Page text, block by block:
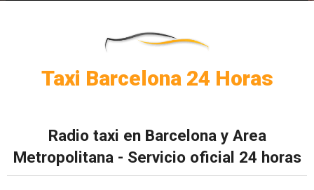
Taxi Barcelona 24 Horas
Radio taxi en Barcelona y Area
Metropolitana - Servicio oficial 24 horas